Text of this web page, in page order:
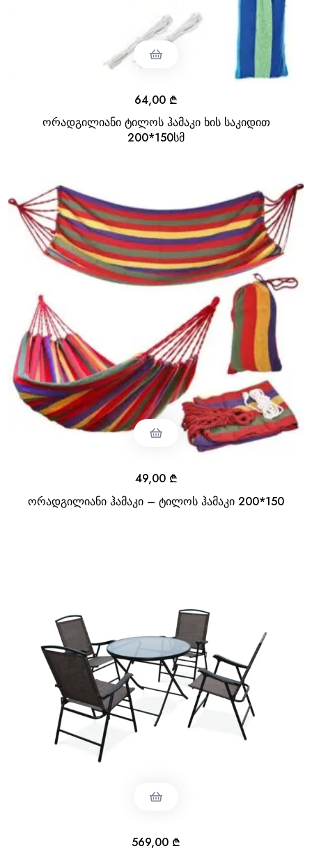
ორადგილიანი ტილოს ჰამაკი ხის საკიდით
200*150სმ
64,00 ₾
ორადგილიანი ჰამაკი – ტილოს ჰამაკი 200*150
49,00 ₾
569,00 ₾